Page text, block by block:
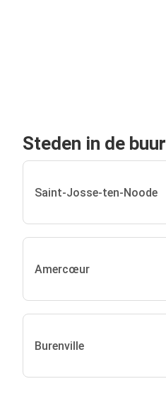
Steden in de
Saint-Josse-ten-Noode
Amercœur
Burenville